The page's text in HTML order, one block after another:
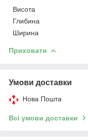
Висота
Глибина
Ширина
Приховати
Умови доставки
Нова Пошта
Всі умови доставки